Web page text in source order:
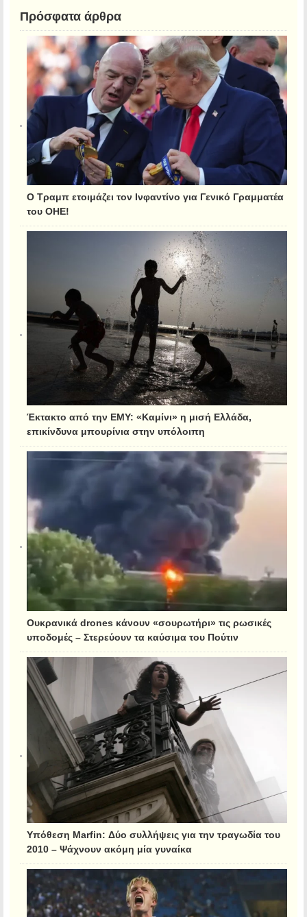
Πρόσφατα άρθρα
Ο Τραμπ ετοιμάζει τον Ινφαντίνο για Γενικό Γραμματέα
του ΟΗΕ!
Έκτακτο από την ΕΜΥ: «Καμίνι» η μισή Ελλάδα,
επικίνδυνα μπουρίνια στην υπόλοιπη
Ουκρανικά drones κάνουν «σουρωτήρι» τις ρωσικές
υποδομές – Στερεύουν τα καύσιμα του Πούτιν
Υπόθεση Marfin: Δύο συλλήψεις για την τραγωδία του
2010 – Ψάχνουν ακόμη μία γυναίκα